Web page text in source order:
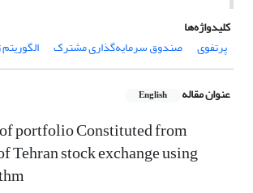
کلیدواژه‌ها
پرتفوی
صندوق سرمایه‌گذاری مشترک
عنوان مقاله English
portfolio Constituted from
Tehran stock exchange using